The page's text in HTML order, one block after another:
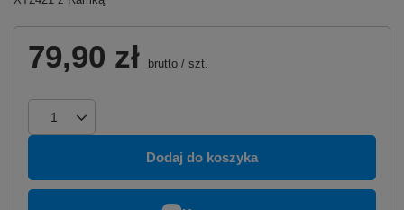
79,90 zł brutto / szt.
Dodaj do koszyka